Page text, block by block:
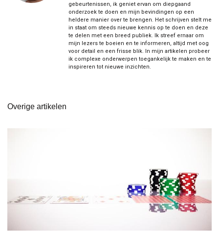
gebeurtenissen, ik geniet ervan om diepgaand
onderzoek te doen en mijn bevindingen op een
heldere manier over te brengen. Het schrijven stelt me
in staat om steeds nieuwe kennis op te doen en deze
te delen met een breed publiek. Ik streef ernaar om
mijn lezers te boeien en te informeren, altijd met oog
voor detail en een frisse blik. In mijn artikelen probeer
ik complexe onderwerpen toegankelijk te maken en te
inspireren tot nieuwe inzichten.
Overige artikelen